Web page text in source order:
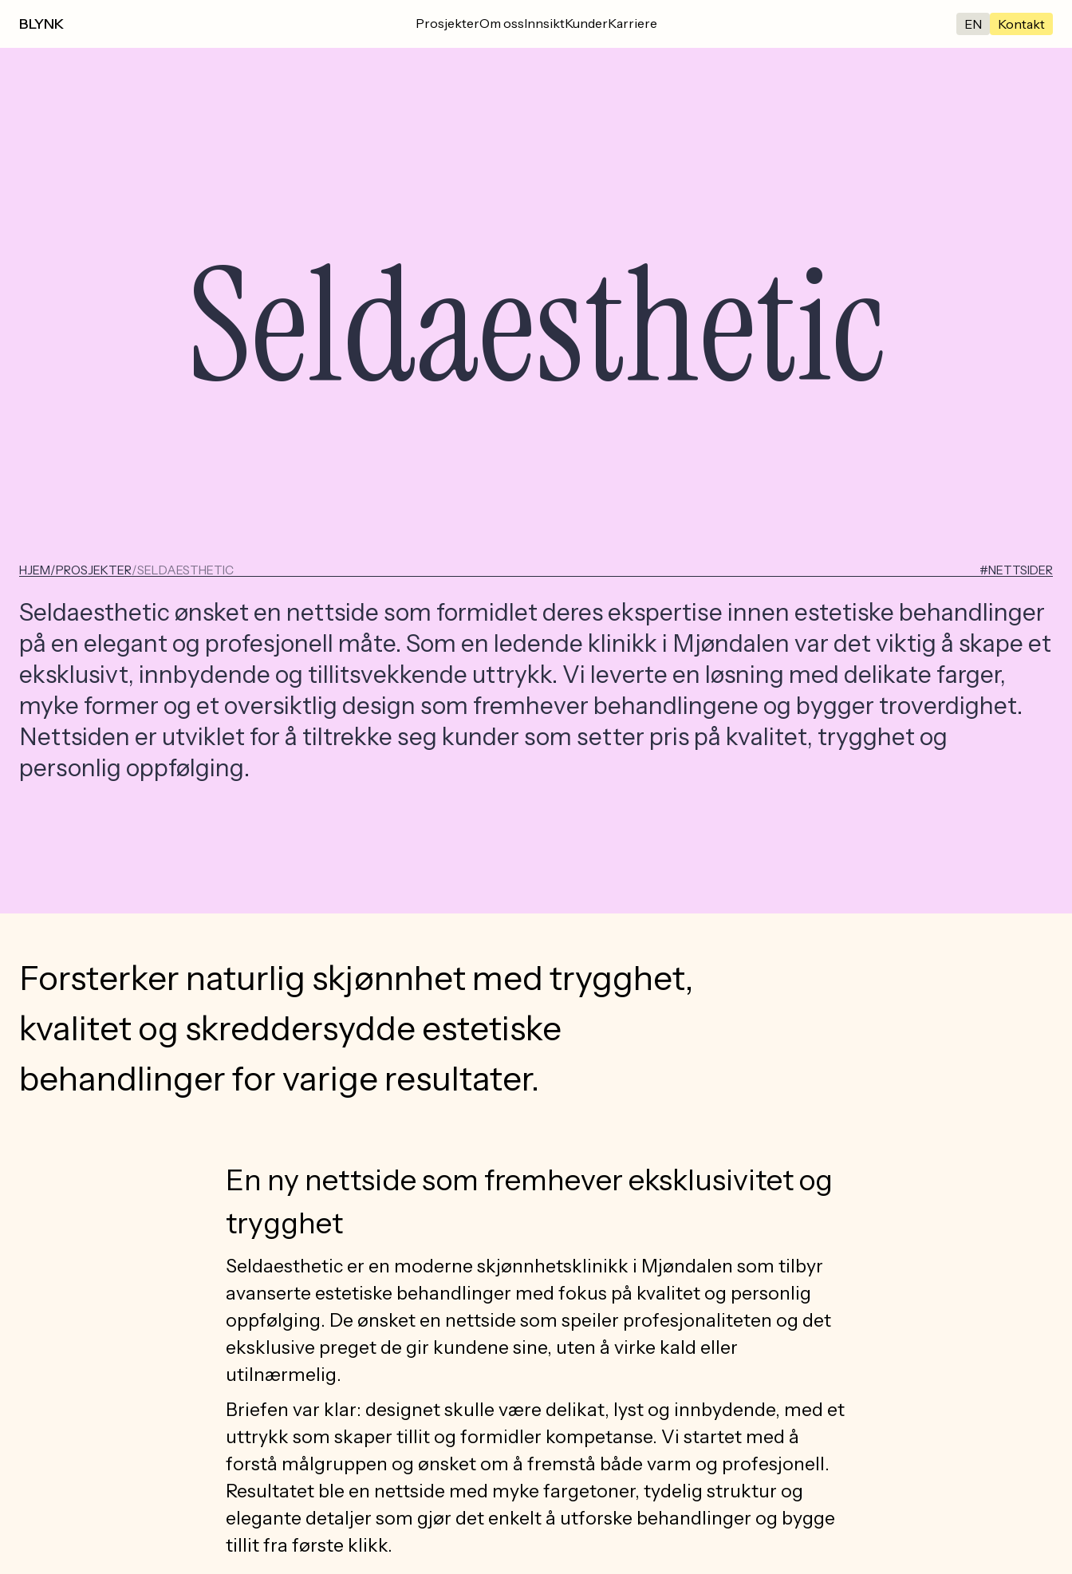
BLYNK ProsjekterOm ossInnsiktKunderKarriere EN Kontakt
Seldaesthetic
HJEM/PROSJEKTER/SELDAESTHETIC #NETTSIDER
Seldaesthetic ønsket en nettside som formidlet deres ekspertise innen estetiske behandlinger
på en elegant og profesjonell måte. Som en ledende klinikk i Mjøndalen var det viktig å skape et
eksklusivt, innbydende og tillitsvekkende uttrykk. Vi leverte en løsning med delikate farger,
myke former og et oversiktlig design som fremhever behandlingene og bygger troverdighet.
Nettsiden er utviklet for å tiltrekke seg kunder som setter pris på kvalitet, trygghet og
personlig oppfølging.
Forsterker naturlig skjønnhet med trygghet,
kvalitet og skreddersydde estetiske
behandlinger for varige resultater.
En ny nettside som fremhever eksklusivitet og
trygghet
Seldaesthetic er en moderne skjønnhetsklinikk i Mjøndalen som tilbyr
avanserte estetiske behandlinger med fokus på kvalitet og personlig
oppfølging. De ønsket en nettside som speiler profesjonaliteten og det
eksklusive preget de gir kundene sine, uten å virke kald eller
utilnærmelig.
Briefen var klar: designet skulle være delikat, lyst og innbydende, med et
uttrykk som skaper tillit og formidler kompetanse. Vi startet med å
forstå målgruppen og ønsket om å fremstå både varm og profesjonell.
Resultatet ble en nettside med myke fargetoner, tydelig struktur og
elegante detaljer som gjør det enkelt å utforske behandlinger og bygge
tillit fra første klikk.